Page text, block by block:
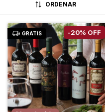
ORDENAR
GRATIS -20% OFF